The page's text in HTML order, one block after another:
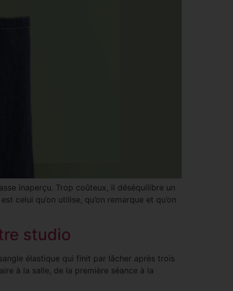
inaperçu. Trop coûteux, il déséquilibre un
celui qu’on utilise, qu’on remarque et qu’on
studio
élastique qui finit par lâcher après trois
à la salle, de la première séance à la